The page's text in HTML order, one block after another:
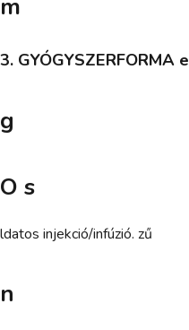
m
3. GYÓGYSZERFORMA e
g
O s
ldatos injekció/infúzió. zű
n